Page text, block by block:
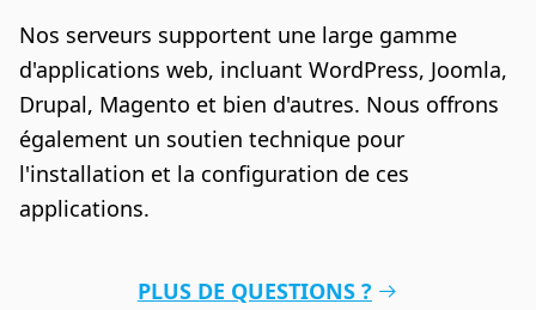
Nos serveurs supportent une large gamme
d'applications web, incluant WordPress, Joomla,
Drupal, Magento et bien d'autres. Nous offrons
également un soutien technique pour
l'installation et la configuration de ces
applications.
PLUS DE QUESTIONS ?